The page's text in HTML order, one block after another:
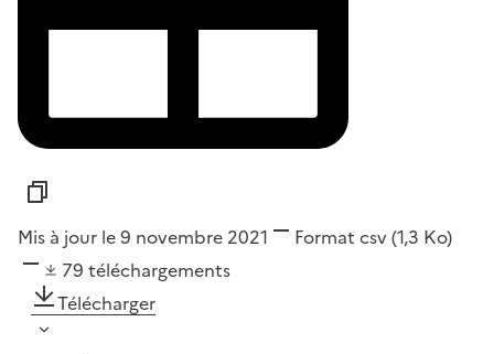
Mis à jour le 9 novembre 2021 Format csv(1,3 Ko)
79 téléchargements
Télécharger